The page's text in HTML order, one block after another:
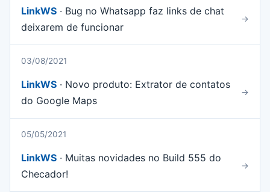
LinkWS · Bug no Whatsapp faz links de chat
deixarem de funcionar
→
03/08/2021
LinkWS · Novo produto: Extrator de contatos
do Google Maps
→
05/05/2021
LinkWS · Muitas novidades no Build 555 do
Checador!
→